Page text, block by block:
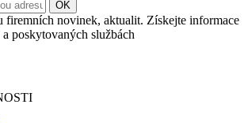
firemních novinek, aktualit. Získejte informace
poskytovaných službách